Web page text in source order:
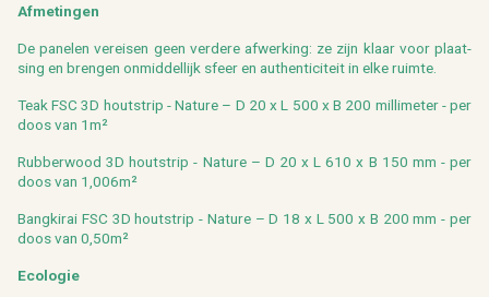
Af­me­tin­gen
De pa­ne­len ver­ei­sen geen ver­de­re af­wer­king: ze zijn klaar voor plaat­
sing en bren­gen on­mid­del­lijk sfeer en au­then­ti­ci­teit in elke ruim­te.
Teak FSC 3D hout­strip - Na­tu­re – D 20 x L 500 x B 200 mil­li­me­ter - per
doos van 1m²
Rub­ber­wood 3D hout­strip - Na­tu­re – D 20 x L 610 x B 150 mm - per
doos van 1,006m²
Bang­ki­rai FSC 3D hout­strip - Na­tu­re – D 18 x L 500 x B 200 mm - per
doos van 0,50m²
Eco­lo­gie